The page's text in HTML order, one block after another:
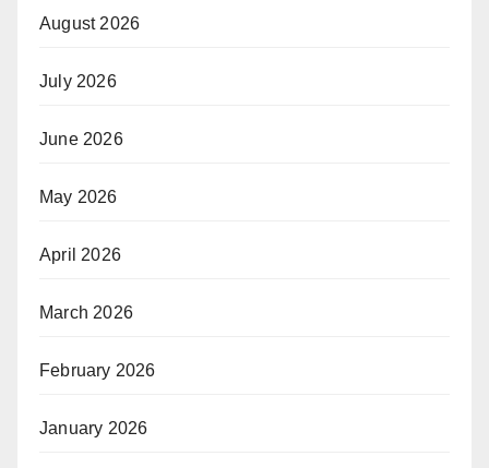
August 2026
July 2026
June 2026
May 2026
April 2026
March 2026
February 2026
January 2026